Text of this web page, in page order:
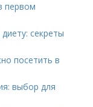
первом
секреты
посетить в
выбор для